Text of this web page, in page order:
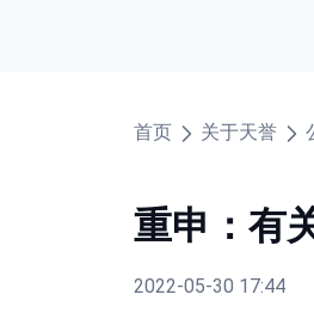
首页 关于天誉
重申：有
2022-05-30 17:44